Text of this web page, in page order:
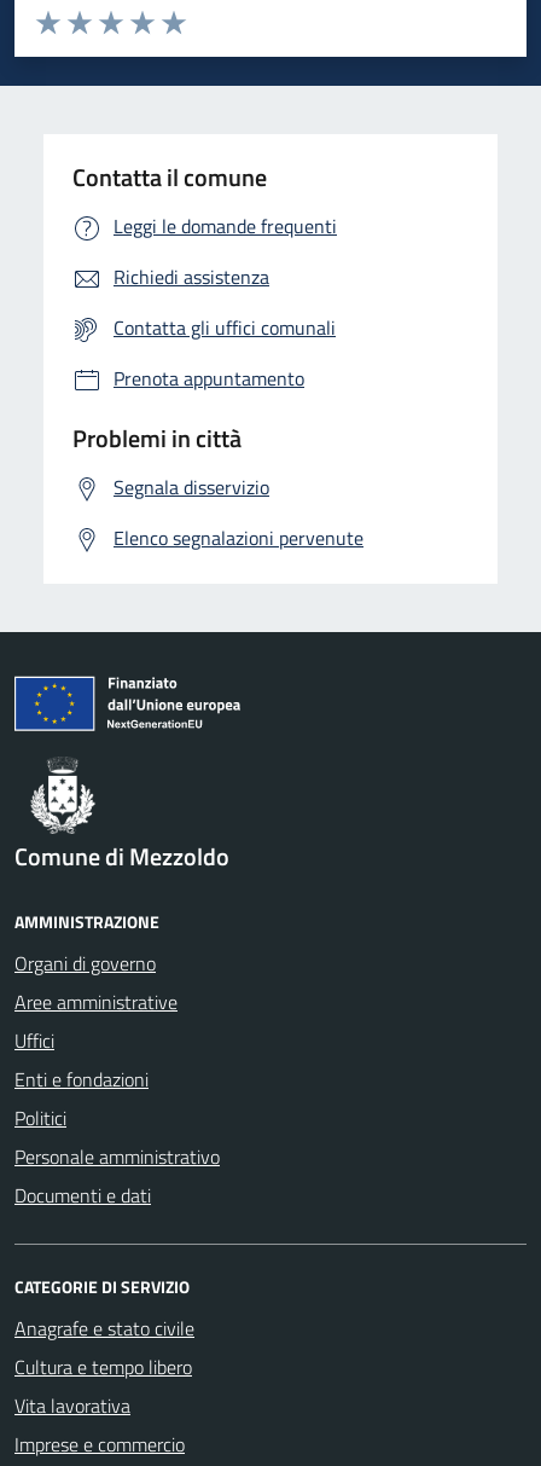
Valuta da 1 a 5 stelle la pagina
Valuta 5 stelle su 5
Valuta 4 stelle su 5
Valuta 3 stelle su 5
Valuta 2 stelle su 5
Valuta 1 stelle su 5
Contatta il comune
Leggi le domande frequenti
Richiedi assistenza
Contatta gli uffici comunali
Prenota appuntamento
Problemi in città
Segnala disservizio
Elenco segnalazioni pervenute
Comune di Mezzoldo
AMMINISTRAZIONE
Organi di governo
Aree amministrative
Uffici
Enti e fondazioni
Politici
Personale amministrativo
Documenti e dati
CATEGORIE DI SERVIZIO
Anagrafe e stato civile
Cultura e tempo libero
Vita lavorativa
Imprese e commercio